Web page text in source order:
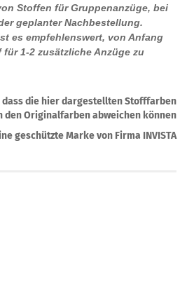
Stoffen für Gruppenanzüge, bei
geplanter Nachbestellung.
es empfehlenswert, von Anfang
1-2 zusätzliche Anzüge zu
dass die hier dargestellten Stofffarben
den Originalfarben abweichen können
geschützte Marke von Firma INVISTA